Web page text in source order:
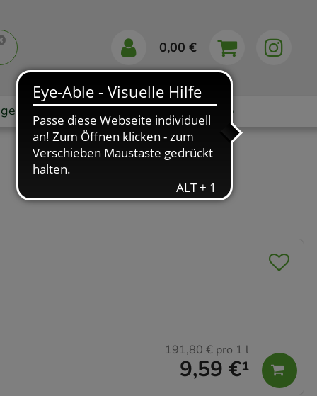
0,00 €
Markenshops Ratgeber App
9,59 €¹
191,80 € pro 1 l